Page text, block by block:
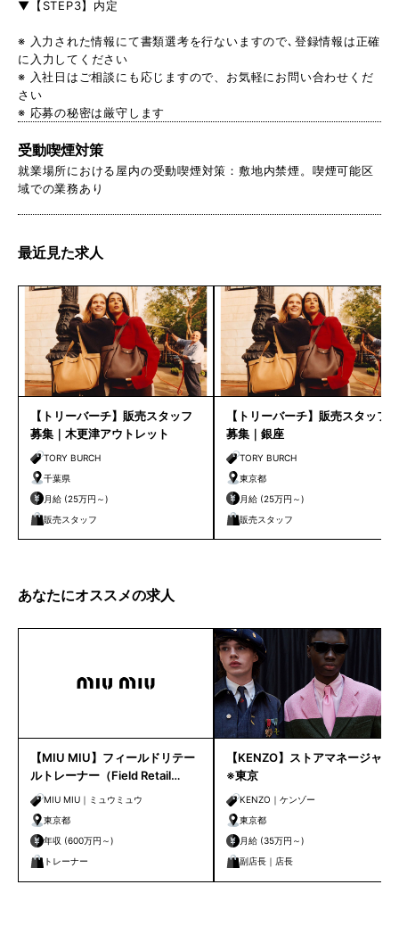
▼【STEP3】内定
※ 入力された情報にて書類選考を行ないますので､登録情報は正確
に入力してください
※ 入社日はご相談にも応じますので、お気軽にお問い合わせくだ
さい
※ 応募の秘密は厳守します
受動喫煙対策
就業場所における屋内の受動喫煙対策：敷地内禁煙。喫煙可能区
域での業務あり
最近見た求人
【トリーバーチ】販売スタッフ
募集｜木更津アウトレット
TORY BURCH
千葉県
月給 (25万円～)
販売スタッフ
【トリーバーチ】販売スタッフ
募集｜銀座
TORY BURCH
東京都
月給 (25万円～)
販売スタッフ
あなたにオススメの求人
【MIU MIU】フィールドリテー
ルトレーナー（Field Retail
Trainer）
MIU MIU｜ミュウミュウ
東京都
年収 (600万円～)
トレーナー
【KENZO】ストアマネージャー
※東京
KENZO｜ケンゾー
東京都
月給 (35万円～)
副店長｜店長